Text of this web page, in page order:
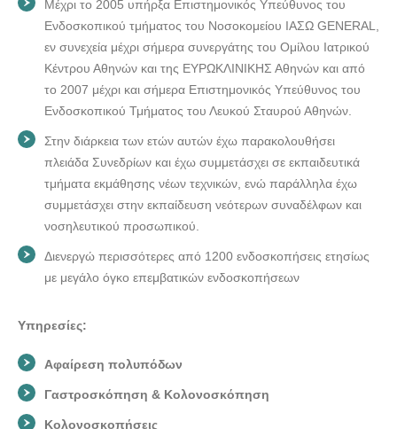
Μέχρι το 2005 υπήρξα Επιστημονικός Υπεύθυνος του
Ενδοσκοπικού τμήματος του Νοσοκομείου ΙΑΣΩ GENERAL,
εν συνεχεία μέχρι σήμερα συνεργάτης του Ομίλου Ιατρικού
Κέντρου Αθηνών και της ΕΥΡΩΚΛΙΝΙΚΗΣ Αθηνών και από
το 2007 μέχρι και σήμερα Επιστημονικός Υπεύθυνος του
Ενδοσκοπικού Τμήματος του Λευκού Σταυρού Αθηνών.
Στην διάρκεια των ετών αυτών έχω παρακολουθήσει
πλειάδα Συνεδρίων και έχω συμμετάσχει σε εκπαιδευτικά
τμήματα εκμάθησης νέων τεχνικών, ενώ παράλληλα έχω
συμμετάσχει στην εκπαίδευση νεότερων συναδέλφων και
νοσηλευτικού προσωπικού.
Διενεργώ περισσότερες από 1200 ενδοσκοπήσεις ετησίως
με μεγάλο όγκο επεμβατικών ενδοσκοπήσεων
Υπηρεσίες:
Αφαίρεση πολυπόδων
Γαστροσκόπηση & Κολονοσκόπηση
Κολονοσκοπήσεις